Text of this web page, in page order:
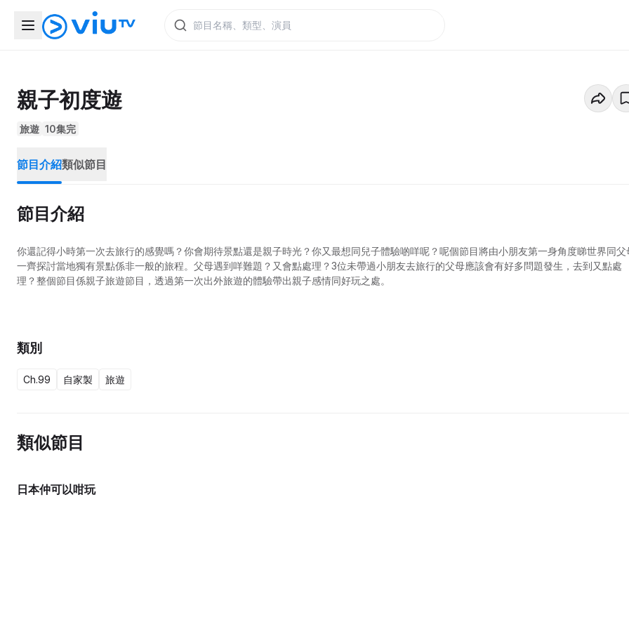
親子初度遊
旅遊 10集完
節目介紹類似節目
節目介紹
你還記得小時第一次去旅行的感覺嗎？你會期待景點還是親子時光？你又最想同兒子體驗啲咩呢？呢個節目將由小朋友第一身角度睇世界同父
一齊探討當地獨有景點係非一般的旅程。父母遇到咩難題？又會點處理？3位未帶過小朋友去旅行的父母應該會有好多問題發生，去到又點處
理？整個節目係親子旅遊節目，透過第一次出外旅遊的體驗帶出親子感情同好玩之處。
類別
Ch.99 自家製 旅遊
類似節目
日本仲可以咁玩